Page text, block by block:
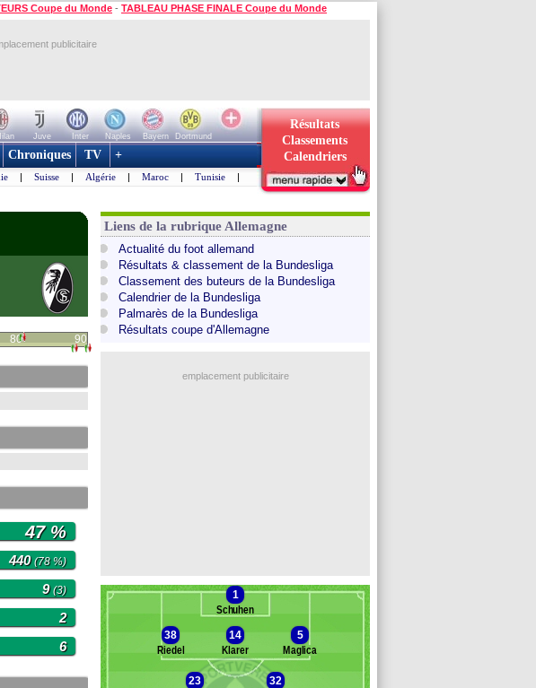
Coupe du Monde - TABLEAU PHASE FINALE Coupe du Monde
publicitaire
Juve Inter Naples Bayern
Dortmund
Résultats
Classements
Calendriers
Chroniques TV +
| Suisse | Algérie | Maroc | Tunisie |
80 90
47 %
440(78 %)
9(3)
2
6
Liens de la rubrique Allemagne
Actualité du foot allemand
Résultats & classement de la Bundesliga
Classement des buteurs de la Bundesliga
Calendrier de la Bundesliga
Palmarès de la Bundesliga
Résultats coupe d'Allemagne
emplacement publicitaire
1
Schuhen
38
Riedel
14
Klarer
5
Maglica
23
32